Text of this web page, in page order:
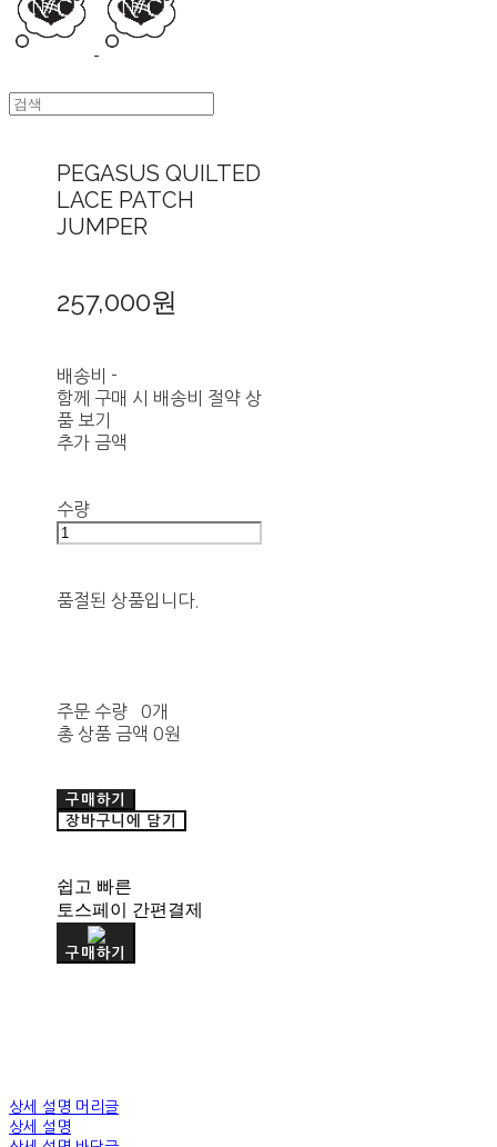
PEGASUS QUILTED
LACE PATCH
JUMPER
257,000원
배송비 -
함께 구매 시 배송비 절약 상
품 보기
추가 금액
수량
품절된 상품입니다.
주문 수량
0개
총 상품 금액 0원
구매하기
장바구니에 담기
쉽고 빠른
토스페이 간편결제
구매하기
상세 설명 머리글
상세 설명